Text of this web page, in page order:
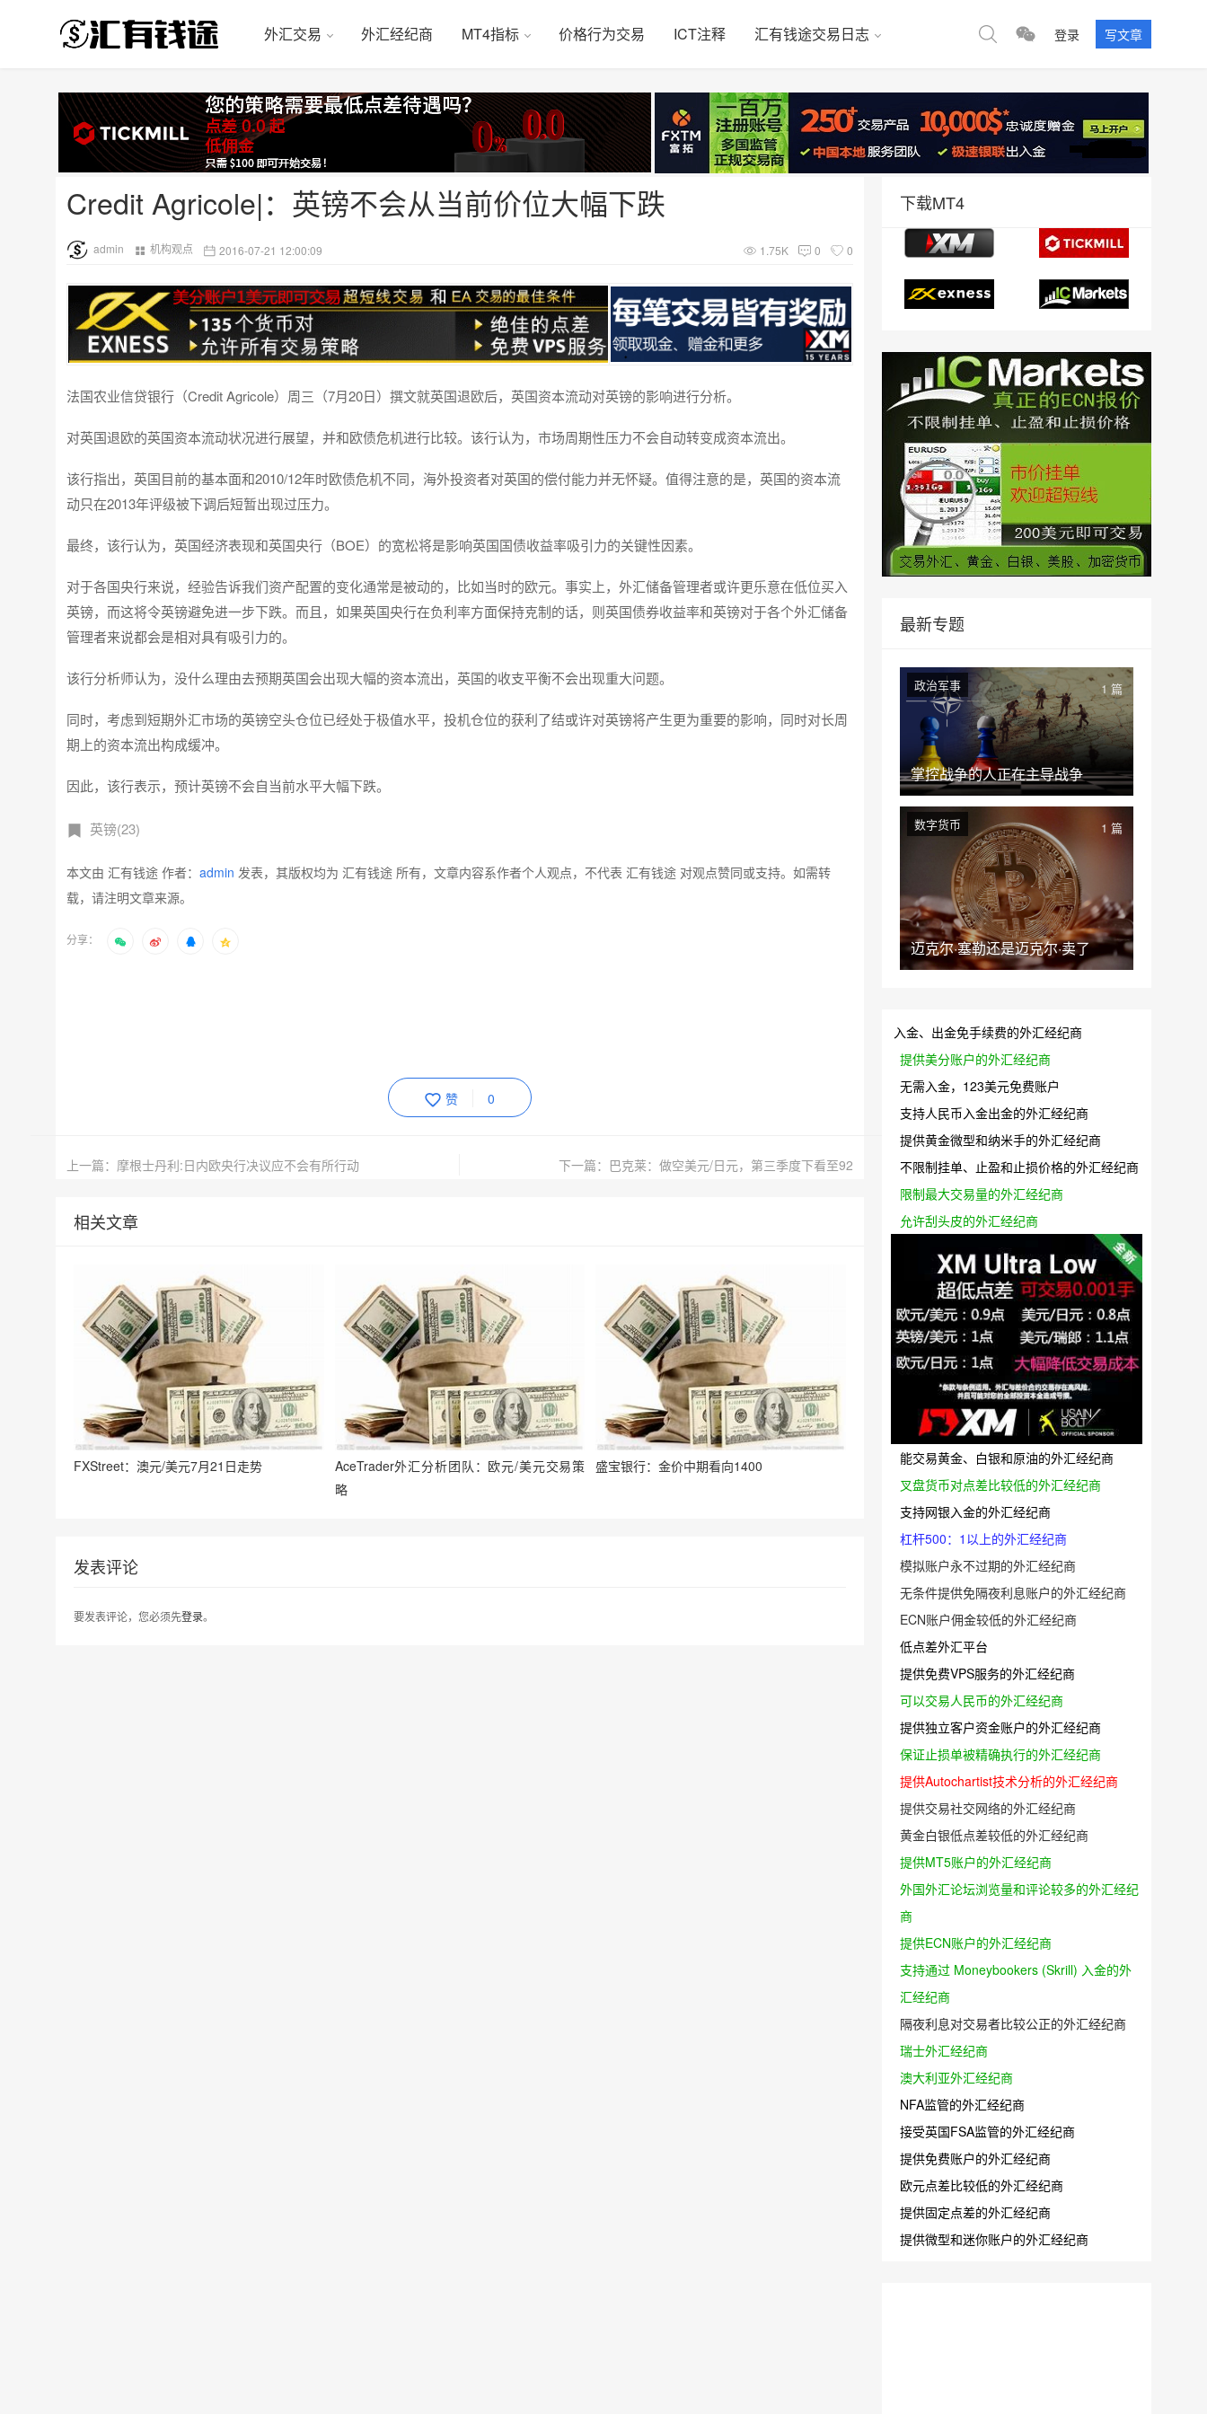
外汇交易 外汇经纪商 MT4指标 价格行为交易 ICT注释 汇有钱途交易日志 登录 写文章
Credit Agricole|：英镑不会从当前价位大幅下跌
admin 机构观点 2016-07-21 12:00:09 1.75K 0 0
法国农业信贷银行（Credit Agricole）周三（7月20日）撰文就英国退欧后，英国资本流动对英镑的影响进行分析。
对英国退欧的英国资本流动状况进行展望，并和欧债危机进行比较。该行认为，市场周期性压力不会自动转变成资本流出。
该行指出，英国目前的基本面和2010/12年时欧债危机不同，海外投资者对英国的偿付能力并无怀疑。值得注意的是，英国的资本流
动只在2013年评级被下调后短暂出现过压力。
最终，该行认为，英国经济表现和英国央行（BOE）的宽松将是影响英国国债收益率吸引力的关键性因素。
对于各国央行来说，经验告诉我们资产配置的变化通常是被动的，比如当时的欧元。事实上，外汇储备管理者或许更乐意在低位买入
英镑，而这将令英镑避免进一步下跌。而且，如果英国央行在负利率方面保持克制的话，则英国债券收益率和英镑对于各个外汇储备
管理者来说都会是相对具有吸引力的。
该行分析师认为，没什么理由去预期英国会出现大幅的资本流出，英国的收支平衡不会出现重大问题。
同时，考虑到短期外汇市场的英镑空头仓位已经处于极值水平，投机仓位的获利了结或许对英镑将产生更为重要的影响，同时对长周
期上的资本流出构成缓冲。
因此，该行表示，预计英镑不会自当前水平大幅下跌。
英镑(23)
本文由 汇有钱途 作者： admin 发表，其版权均为 汇有钱途 所有，文章内容系作者个人观点，不代表 汇有钱途 对观点赞同或支持。如需转
载，请注明文章来源。
分享：
赞 0
上一篇：摩根士丹利:日内欧央行决议应不会有所行动 下一篇：巴克莱：做空美元/日元，第三季度下看至92
相关文章
FXStreet：澳元/美元7月21日走势
AceTrader外汇分析团队：欧元/美元交易策
略
盛宝银行：金价中期看向1400
发表评论
要发表评论，您必须先登录。
下载MT4
最新专题
掌控战争的人正在主导战争
政治军事 1 篇
迈克尔·塞勒还是迈克尔·卖了
数字货币 1 篇
入金、出金免手续费的外汇经纪商
提供美分账户的外汇经纪商
无需入金，123美元免费账户
支持人民币入金出金的外汇经纪商
提供黄金微型和纳米手的外汇经纪商
不限制挂单、止盈和止损价格的外汇经纪商
限制最大交易量的外汇经纪商
允许刮头皮的外汇经纪商
能交易黄金、白银和原油的外汇经纪商
叉盘货币对点差比较低的外汇经纪商
支持网银入金的外汇经纪商
杠杆500：1以上的外汇经纪商
模拟账户永不过期的外汇经纪商
无条件提供免隔夜利息账户的外汇经纪商
ECN账户佣金较低的外汇经纪商
低点差外汇平台
提供免费VPS服务的外汇经纪商
可以交易人民币的外汇经纪商
提供独立客户资金账户的外汇经纪商
保证止损单被精确执行的外汇经纪商
提供Autochartist技术分析的外汇经纪商
提供交易社交网络的外汇经纪商
黄金白银低点差较低的外汇经纪商
提供MT5账户的外汇经纪商
外国外汇论坛浏览量和评论较多的外汇经纪
商
提供ECN账户的外汇经纪商
支持通过 Moneybookers (Skrill) 入金的外
汇经纪商
隔夜利息对交易者比较公正的外汇经纪商
瑞士外汇经纪商
澳大利亚外汇经纪商
NFA监管的外汇经纪商
接受英国FSA监管的外汇经纪商
提供免费账户的外汇经纪商
欧元点差比较低的外汇经纪商
提供固定点差的外汇经纪商
提供微型和迷你账户的外汇经纪商